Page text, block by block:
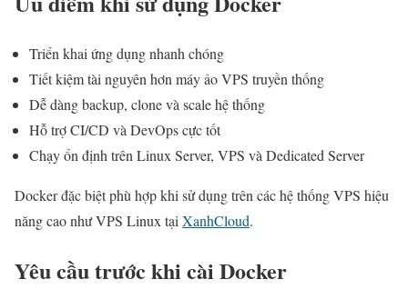
Triển khai ứng dụng nhanh chóng
Tiết kiệm tài nguyên hơn máy ảo VPS truyền thống
Dễ dàng backup, clone và scale hệ thống
Hỗ trợ CI/CD và DevOps cực tốt
Chạy ổn định trên Linux Server, VPS và Dedicated Server
Docker đặc biệt phù hợp khi sử dụng trên các hệ thống VPS hiệu
năng cao như VPS Linux tạiXanhCloud.
Yêu cầu trước khi cài Docker